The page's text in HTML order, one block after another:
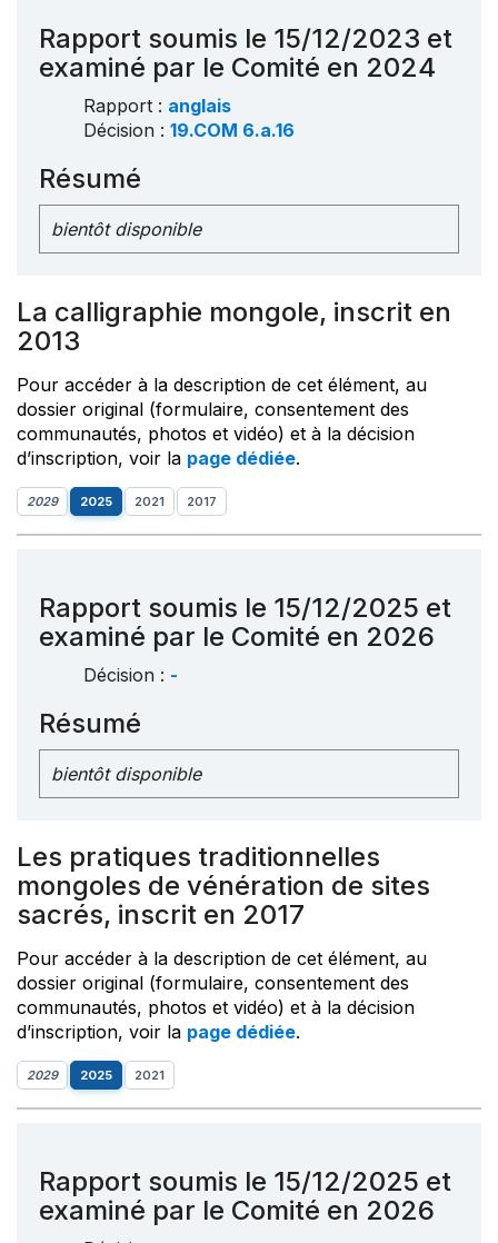
Rapport soumis le 15/12/2023 et
examiné par le Comité en 2024
Rapport : anglais
Décision : 19.COM 6.a.16
Résumé
bientôt disponible
La calligraphie mongole, inscrit en
2013
Pour accéder à la description de cet élément, au
dossier original (formulaire, consentement des
communautés, photos et vidéo) et à la décision
d’inscription, voir la page dédiée.
2029 2025 2021 2017
Rapport soumis le 15/12/2025 et
examiné par le Comité en 2026
Décision : -
Résumé
bientôt disponible
Les pratiques traditionnelles
mongoles de vénération de sites
sacrés, inscrit en 2017
Pour accéder à la description de cet élément, au
dossier original (formulaire, consentement des
communautés, photos et vidéo) et à la décision
d’inscription, voir la page dédiée.
2029 2025 2021
Rapport soumis le 15/12/2025 et
examiné par le Comité en 2026